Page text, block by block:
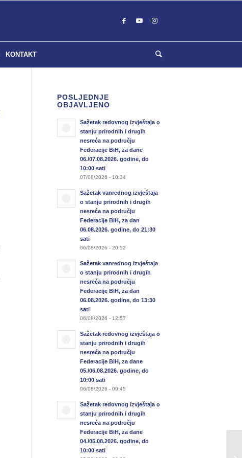
KONTAKT
POSLJEDNJE
OBJAVLJENO
Sažetak redovnog izvještaja o
stanju prirodnih i drugih
nesreća na području
Federacije BiH, za dane
06./07.08.2026. godine, do
10:00 sati
07/08/2026 - 10:34
Sažetak vanrednog izvještaja
o stanju prirodnih i drugih
nesreća na području
Federacije BiH, za dan
06.08.2026. godine, do 21:30
sati
06/08/2026 - 20:52
Sažetak vanrednog izvještaja
o stanju prirodnih i drugih
nesreća na području
Federacije BiH, za dan
06.08.2026. godine, do 13:30
sati
06/08/2026 - 12:57
Sažetak redovnog izvještaja o
stanju prirodnih i drugih
nesreća na području
Federacije BiH, za dane
05./06.08.2026. godine, do
10:00 sati
06/08/2026 - 09:45
Sažetak redovnog izvještaja o
stanju prirodnih i drugih
nesreća na području
Federacije BiH, za dane
04./05.08.2026. godine, do
10:00 sati